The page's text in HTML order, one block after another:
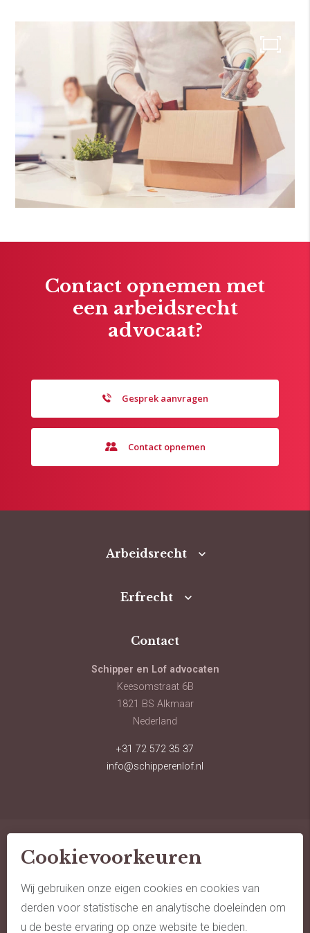
Contact opnemen met
een arbeidsrecht
advocaat?
Gesprek aanvragen
Contact opnemen
Arbeidsrecht
Erfrecht
Contact
Schipper en Lof advocaten
Keesomstraat 6B
1821 BS Alkmaar
Nederland
+31 72 572 35 37
info@schipperenlof.nl
© schipper en lof advocaten
sitemap
algemene voorwaarden
Cookievoorkeuren
Wij gebruiken onze eigen cookies en cookies van
derden voor statistische en analytische doeleinden om
u de beste ervaring op onze website te bieden.